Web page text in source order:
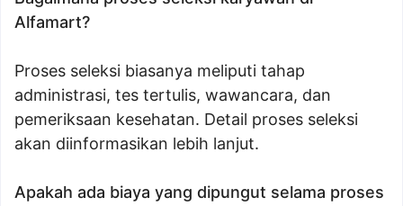
Alfamart?
Proses seleksi biasanya meliputi tahap
administrasi, tes tertulis, wawancara, dan
pemeriksaan kesehatan. Detail proses seleksi
akan diinformasikan lebih lanjut.
Apakah ada biaya yang dipungut selama proses